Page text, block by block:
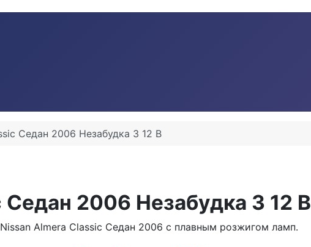
Седан 2006 Незабудка 3 12 В
2006 Незабудка 3 12 В
Nissan Almera Classic Седан 2006 с плавным розжигом ламп.